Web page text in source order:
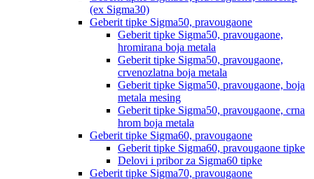
(ex Sigma30)
Geberit tipke Sigma50, pravougaone
Geberit tipke Sigma50, pravougaone,
hromirana boja metala
Geberit tipke Sigma50, pravougaone,
crvenozlatna boja metala
Geberit tipke Sigma50, pravougaone, boja
metala mesing
Geberit tipke Sigma50, pravougaone, crna
hrom boja metala
Geberit tipke Sigma60, pravougaone
Geberit tipke Sigma60, pravougaone tipke
Delovi i pribor za Sigma60 tipke
Geberit tipke Sigma70, pravougaone